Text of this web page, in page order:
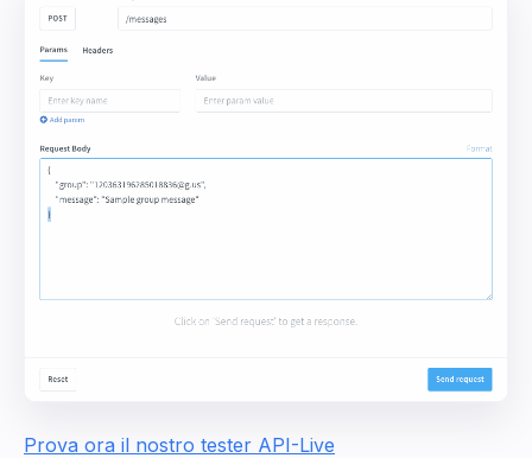
Prova ora il nostro tester API-Live